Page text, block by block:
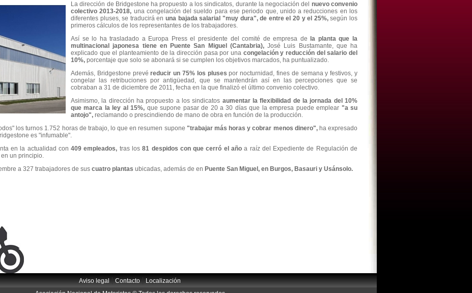
La dirección de Bridgestone ha propuesto a los sindicatos, durante la negociación del nuevo convenio
colectivo 2013-2018, una congelación del sueldo para ese periodo que, unido a reducciones en los
diferentes pluses, se traducirá enuna bajada salarial "muy dura", de entre el 20 y el 25%,según los
primeros cálculos de los representantes de los trabajadores.
Así se lo ha trasladado a Europa Press el presidente del comité de empresa de
la planta que la
multinacional japonesa tiene en Puente San Miguel (Cantabria), José Luis Bustamante, que ha
explicado que el planteamiento de la dirección pasa por una congelación y reducción del salario del
10%, porcentaje que solo se abonará si se cumplen los objetivos marcados, ha puntualizado.
Además, Bridgestone prevé reducir un 75% los plusespor nocturnidad, fines de semana y festivos, y
congelar las retribuciones por antigüedad, que se mantendrán así en las percepciones que se
cobraban a 31 de diciembre de 2011, fecha en la que finalizó el último convenio colectivo.
Asimismo, la dirección ha propuesto a los sindicatos aumentar la flexibilidad de la jornada del 10%
que marca la ley al 15%, que supone pasar de 20 a 30 días que la empresa puede emplear "a su
antojo", reclamando o prescindiendo de mano de obra en función de la producción.
los turnos 1.752 horas de trabajo, lo que en resumen supone "trabajar más horas y cobrar menos dinero", ha expresado
es "infumable".
en la actualidad con409 empleados, tras los 81 despidos con que cerró el añoa raíz del Expediente de Regulación de
un principio.
a 327 trabajadores de sus cuatro plantas ubicadas, además de en Puente San Miguel, en Burgos, Basauri y Usánsolo.
Aviso legal|Contacto|Localización